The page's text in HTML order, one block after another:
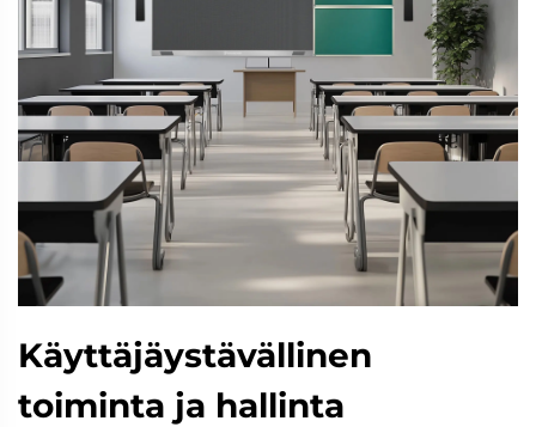
Käyttäjäystävällinen
toiminta ja hallinta